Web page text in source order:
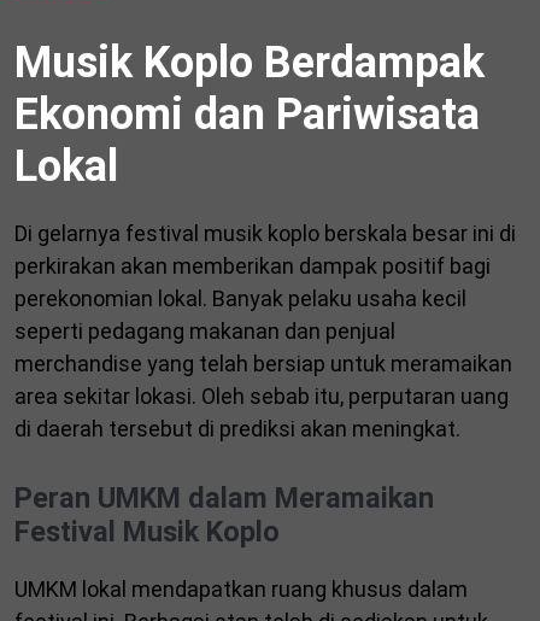
Musik Koplo Berdampak
Ekonomi dan Pariwisata
Lokal
Di gelarnya festival musik koplo berskala besar ini di
perkirakan akan memberikan dampak positif bagi
perekonomian lokal. Banyak pelaku usaha kecil
seperti pedagang makanan dan penjual
merchandise yang telah bersiap untuk meramaikan
area sekitar lokasi. Oleh sebab itu, perputaran uang
di daerah tersebut di prediksi akan meningkat.
Peran UMKM dalam Meramaikan
Festival Musik Koplo
UMKM lokal mendapatkan ruang khusus dalam